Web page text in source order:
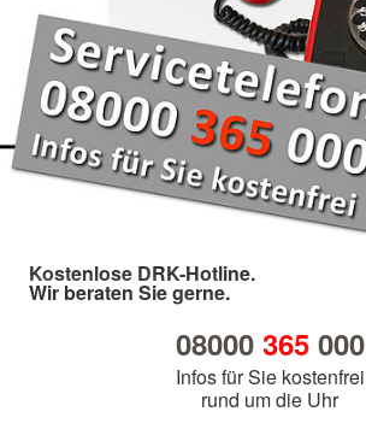
Kostenlose DRK-Hotline.
Wir beraten Sie gerne.
08000 365000
Infos für Sie kostenfrei
rund um die Uhr